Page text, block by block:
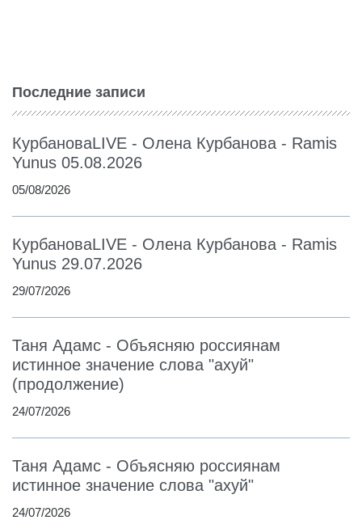
Последние записи
КурбановаLIVE - Олена Курбанова - Ramis
Yunus 05.08.2026
05/08/2026
КурбановаLIVE - Олена Курбанова - Ramis
Yunus 29.07.2026
29/07/2026
Таня Адамс - Объясняю россиянам
истинное значение слова "ахуй"
(продолжение)
24/07/2026
Таня Адамс - Объясняю россиянам
истинное значение слова "ахуй"
24/07/2026